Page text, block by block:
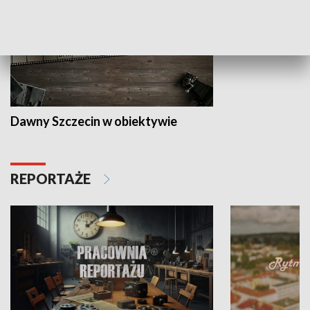
Dawny Szczecin w obiektywie
REPORTAŻE